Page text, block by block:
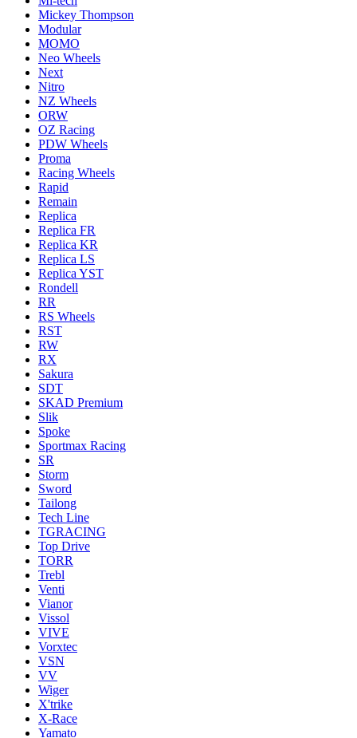
Mickey Thompson
Modular
MOMO
Neo Wheels
Next
Nitro
NZ Wheels
ORW
OZ Racing
PDW Wheels
Proma
Racing Wheels
Rapid
Remain
Replica
Replica FR
Replica KR
Replica LS
Replica YST
Rondell
RR
RS Wheels
RST
RW
RX
Sakura
SDT
SKAD Premium
Slik
Spoke
Sportmax Racing
SR
Storm
Sword
Tailong
Tech Line
TGRACING
Top Drive
TORR
Trebl
Venti
Vianor
Vissol
VIVE
Vorxtec
VSN
VV
Wiger
X'trike
X-Race
Yamato